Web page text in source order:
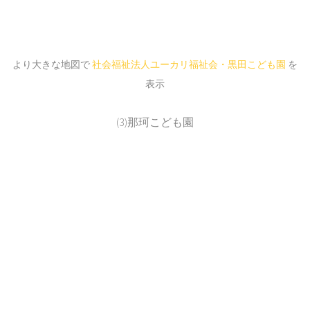
より大きな地図で社会福祉法人ユーカリ福祉会・黒田こども園 を
表示
(3)那珂こども園